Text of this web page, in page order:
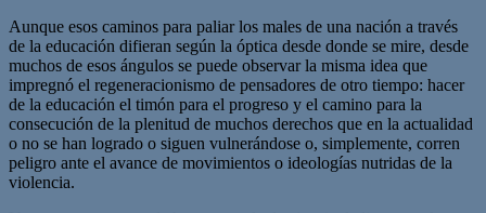
Aunque esos caminos para paliar los males de una nación a través
de la educación difieran según la óptica desde donde se mire, desde
muchos de esos ángulos se puede observar la misma idea que
impregnó el regeneracionismo de pensadores de otro tiempo: hacer
de la educación el timón para el progreso y el camino para la
consecución de la plenitud de muchos derechos que en la actualidad
o no se han logrado o siguen vulnerándose o, simplemente, corren
peligro ante el avance de movimientos o ideologías nutridas de la
violencia.